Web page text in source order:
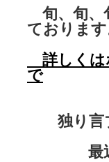
旬、旬、
ておりま
詳しくは
で
独り言
最近中